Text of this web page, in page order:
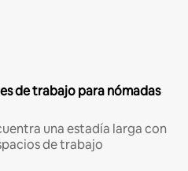
de trabajo para nómadas
una estadía larga con
de trabajo